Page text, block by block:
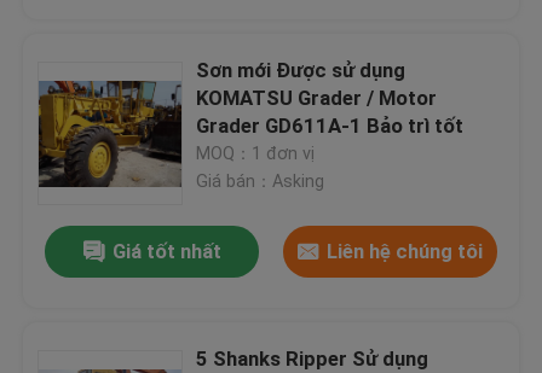
Sơn mới Được sử dụng
KOMATSU Grader / Motor
Grader GD611A-1 Bảo trì tốt
MOQ：1 đơn vị
Giá bán：Asking
Giá tốt nhất Liên hệ chúng tôi
5 Shanks Ripper Sử dụng